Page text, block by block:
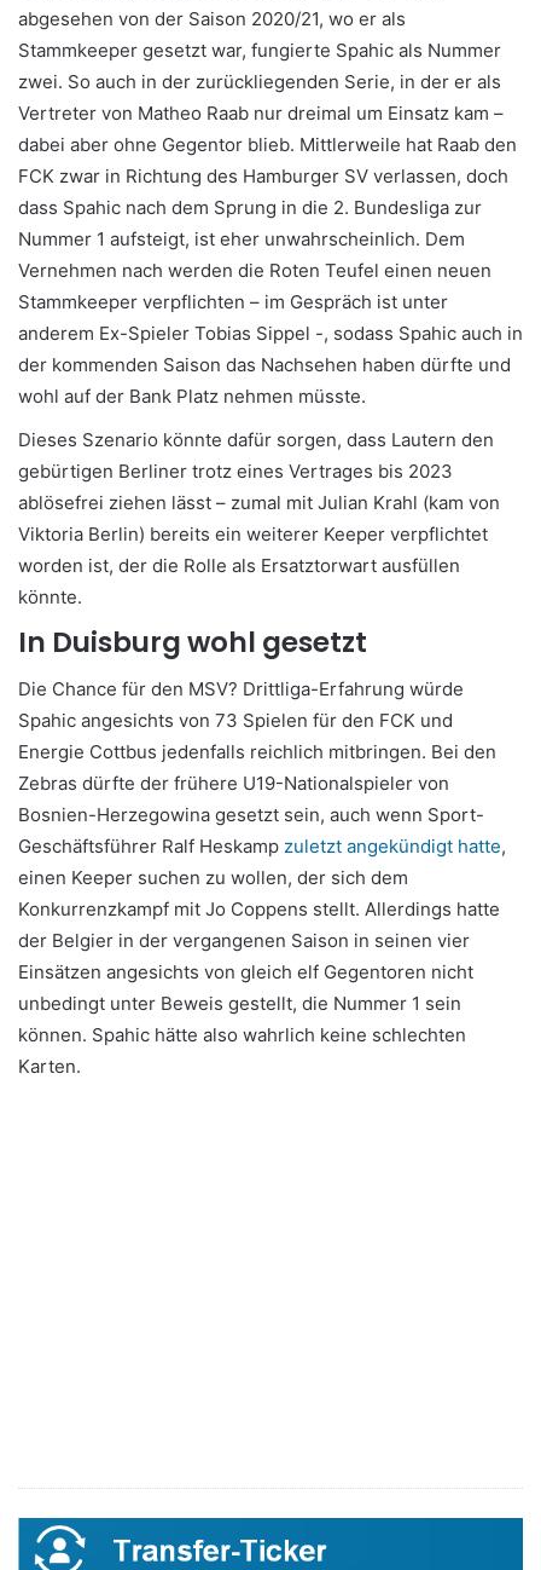
abgesehen von der Saison 2020/21, wo er als
Stammkeeper gesetzt war, fungierte Spahic als Nummer
zwei. So auch in der zurückliegenden Serie, in der er als
Vertreter von Matheo Raab nur dreimal um Einsatz kam –
dabei aber ohne Gegentor blieb. Mittlerweile hat Raab den
FCK zwar in Richtung des Hamburger SV verlassen, doch
dass Spahic nach dem Sprung in die 2. Bundesliga zur
Nummer 1 aufsteigt, ist eher unwahrscheinlich. Dem
Vernehmen nach werden die Roten Teufel einen neuen
Stammkeeper verpflichten – im Gespräch ist unter
anderem Ex-Spieler Tobias Sippel -, sodass Spahic auch in
der kommenden Saison das Nachsehen haben dürfte und
wohl auf der Bank Platz nehmen müsste.
Dieses Szenario könnte dafür sorgen, dass Lautern den
gebürtigen Berliner trotz eines Vertrages bis 2023
ablösefrei ziehen lässt – zumal mit Julian Krahl (kam von
Viktoria Berlin) bereits ein weiterer Keeper verpflichtet
worden ist, der die Rolle als Ersatztorwart ausfüllen
könnte.
In Duisburg wohl gesetzt
Die Chance für den MSV? Drittliga-Erfahrung würde
Spahic angesichts von 73 Spielen für den FCK und
Energie Cottbus jedenfalls reichlich mitbringen. Bei den
Zebras dürfte der frühere U19-Nationalspieler von
Bosnien-Herzegowina gesetzt sein, auch wenn Sport-
Geschäftsführer Ralf Heskamp zuletzt angekündigt hatte,
einen Keeper suchen zu wollen, der sich dem
Konkurrenzkampf mit Jo Coppens stellt. Allerdings hatte
der Belgier in der vergangenen Saison in seinen vier
Einsätzen angesichts von gleich elf Gegentoren nicht
unbedingt unter Beweis gestellt, die Nummer 1 sein
können. Spahic hätte also wahrlich keine schlechten
Karten.